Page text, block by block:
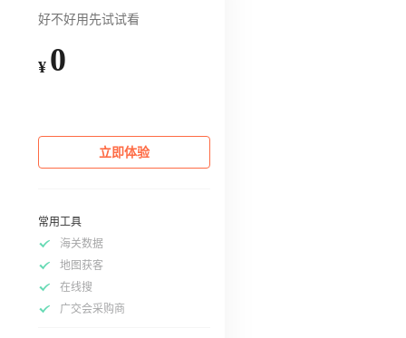
好不好用先试试看
¥ 0
立即体验
常用工具
海关数据
地图获客
在线搜
广交会采购商